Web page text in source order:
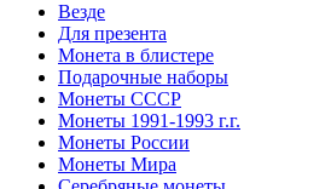
Везде
Для презента
Монета в блистере
Подарочные наборы
Монеты СССР
Монеты 1991-1993 г.г.
Монеты России
Монеты Мира